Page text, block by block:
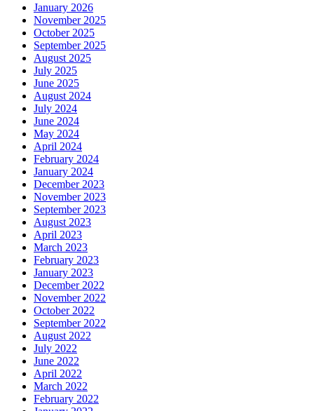
January 2026
November 2025
October 2025
September 2025
August 2025
July 2025
June 2025
August 2024
July 2024
June 2024
May 2024
April 2024
February 2024
January 2024
December 2023
November 2023
September 2023
August 2023
April 2023
March 2023
February 2023
January 2023
December 2022
November 2022
October 2022
September 2022
August 2022
July 2022
June 2022
April 2022
March 2022
February 2022